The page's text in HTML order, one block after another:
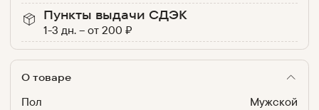
Пункты выдачи СДЭК
1-3 дн. –от200 ₽
О товаре
Пол
Мужской